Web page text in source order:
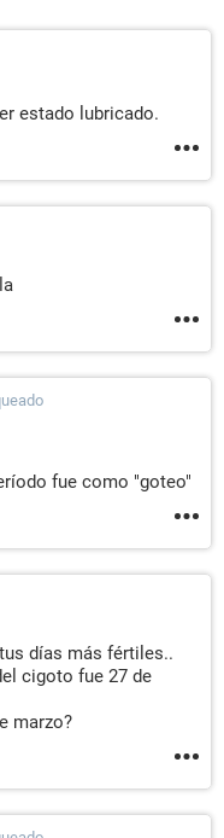
estado lubricado.
fue como "goteo"
días más fértiles..
cigoto fue 27 de
marzo?